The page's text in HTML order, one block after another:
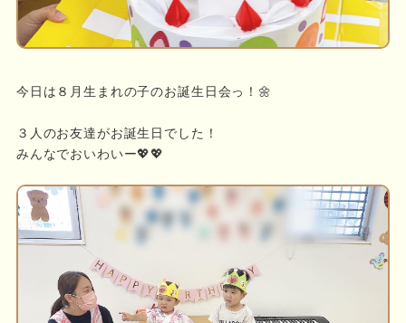
今日は８月生まれの子のお誕生日会っ！🌼
３人のお友達がお誕生日でした！
みんなでおいわいー💖💖